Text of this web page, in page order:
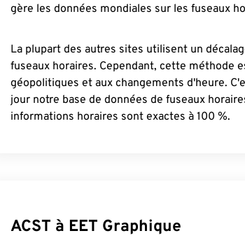
gère les données mondiales sur les fuseaux
La plupart des autres sites utilisent un
fuseaux horaires. Cependant, cette méthode
géopolitiques et aux changements d'heure.
jour notre base de données de fuseaux
informations horaires sont exactes à 100 %.
ACST à EET Graphique